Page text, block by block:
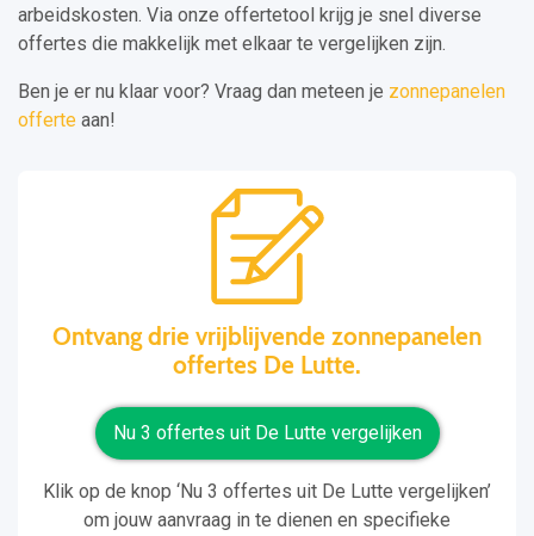
arbeidskosten. Via onze offertetool krijg je snel diverse
offertes die makkelijk met elkaar te vergelijken zijn.
Ben je er nu klaar voor? Vraag dan meteen je zonnepanelen
offerte aan!
Ontvang drie vrijblijvende zonnepanelen
offertes De Lutte.
Nu 3 offertes uit De Lutte vergelijken
Klik op de knop ‘Nu 3 offertes uit De Lutte vergelijken’
om jouw aanvraag in te dienen en specifieke